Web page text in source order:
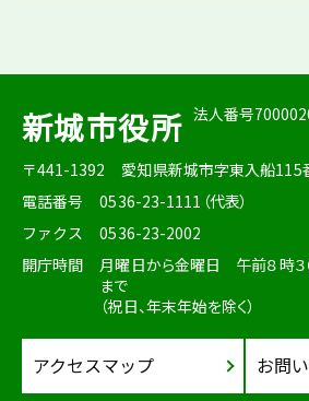
新城市役所 法人番号
〒441-1392
愛知県新城市字東入船115
電話番号
0536-23-1111（代表）
ファクス
0536-23-2002
開庁時間
月曜日から金曜日 午前８時３
まで
（祝日、年末年始を除く）
アクセスマップ お問